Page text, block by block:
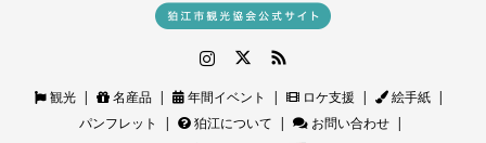
観光 名産品 年間イベント ロケ支援
絵手紙
パンフレット
狛江について
お問い合わせ